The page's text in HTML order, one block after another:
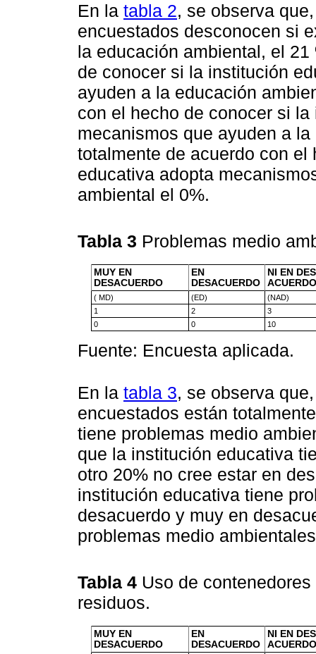
En la tabla 2, se observa
encuestados desconocen si
la educación ambiental, el
de conocer si la institución
ayuden a la educación
con el hecho de conocer si
mecanismos que ayuden a
totalmente de acuerdo con
educativa adopta
ambiental el 0%.
Tabla 3 Problemas medio
MUY EN
DESACUERDO
EN
DESACUERDO
NI EN
ACUERDO
( MD) (ED)
(NAD)
1
2
3
0
0 10
Fuente: Encuesta aplicada.
En la tabla 3, se observa
encuestados están
tiene problemas medio
que la institución educativa
otro 20% no cree estar en
institución educativa tiene
desacuerdo y muy en
problemas medio
Tabla 4 Uso de
residuos.
MUY EN
DESACUERDO
EN
DESACUERDO
NI EN
ACUERDO